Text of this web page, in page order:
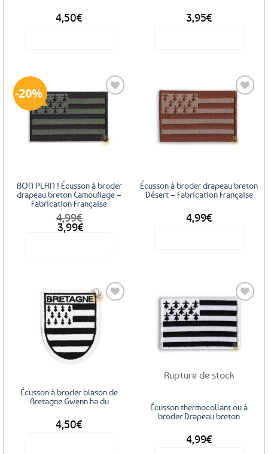
4,50€ 3,95€
20%
Ajouter
aux
favoris
BON PLAN ! Écusson à broder
drapeau breton Camouflage –
Fabrication Française
4,99€
Le
prix
3,99€
Le
prix
Ajouter
aux
favoris
Écusson à broder drapeau breton
Désert – Fabrication Française
4,99€
Écusson à broder blason de
Bretagne Gwenn ha du
4,50€
Ajouter
aux
favoris
Rupture de stock
Écusson thermocollant ou à
broder Drapeau breton
4,99€